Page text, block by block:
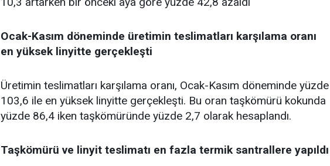
Ocak-Kasım döneminde üretimin teslimatları karşılama oranı
en yüksek linyitte gerçekleşti
Üretimin teslimatları karşılama oranı, Ocak-Kasım döneminde yüzde
103,6 ile en yüksek linyitte gerçekleşti. Bu oran taşkömürü kokunda
yüzde 86,4 iken taşkömüründe yüzde 2,7 olarak hesaplandı.
Taşkömürü ve linyit teslimatı en fazla termik santrallere yapıldı